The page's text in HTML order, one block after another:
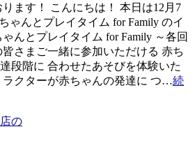
ます！ こんにちは！ 本日は12月7
ゃんとプレイタイム for Family のイ
んとプレイタイム for Family ～各回
さまご一緒に参加いただける 赤ち
段階に 合わせたあそびを体験いた
ラクターが赤ちゃんの発達に つ…続
の